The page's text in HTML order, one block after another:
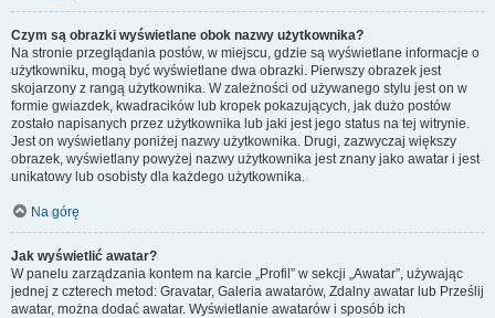
Czym są obrazki wyświetlane obok nazwy użytkownika?
Na stronie przeglądania postów, w miejscu, gdzie są wyświetlane informacje o
użytkowniku, mogą być wyświetlane dwa obrazki. Pierwszy obrazek jest
skojarzony z rangą użytkownika. W zależności od używanego stylu jest on w
formie gwiazdek, kwadracików lub kropek pokazujących, jak dużo postów
zostało napisanych przez użytkownika lub jaki jest jego status na tej witrynie.
Jest on wyświetlany poniżej nazwy użytkownika. Drugi, zazwyczaj większy
obrazek, wyświetlany powyżej nazwy użytkownika jest znany jako awatar i jest
unikatowy lub osobisty dla każdego użytkownika.
Na górę
Jak wyświetlić awatar?
W panelu zarządzania kontem na karcie „Profil” w sekcji „Awatar”, używając
jednej z czterech metod: Gravatar, Galeria awatarów, Zdalny awatar lub Prześlij
awatar, można dodać awatar. Wyświetlanie awatarów i sposób ich